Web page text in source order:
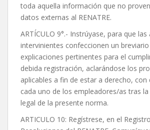
toda aquella información que no
datos externas al RENATRE.
ARTÍCULO 9°.- Instrúyase, para que las
intervinientes confeccionen un
explicaciones pertinentes para el
debida registración, aclarándose los
aplicables a fin de estar a derecho,
cada uno de los empleadores/as tras
legal de la presente norma.
ARTICULO 10: Regístrese, en el